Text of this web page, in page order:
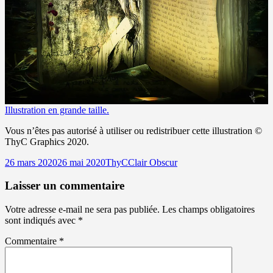
Illustration en grande taille.
Vous n’êtes pas autorisé à utiliser ou redistribuer cette illustration ©
ThyC Graphics 2020.
Publié
26 mars 202026 mai 2020Auteur
ThyCCatégories
Clair Obscur
Laisser un commentaire
Votre adresse e-mail ne sera pas publiée. Les champs obligatoires
sont indiqués avec *
Commentaire *